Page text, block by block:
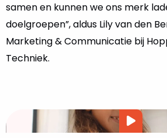
samen en kunnen we ons merk
doelgroepen”, aldus Lily van den
Marketing & Communicatie bij
Techniek.
Video